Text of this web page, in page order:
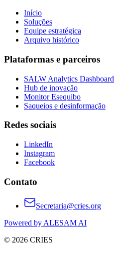
Início
Soluções
Equipe estratégica
Arquivo histórico
Plataformas e parceiros
SALW Analytics Dashboard
Hub de inovação
Monitor Esequibo
Saqueios e desinformação
Redes sociais
LinkedIn
Instagram
Facebook
Contato
Secretaria@cries.org
Powered by ALESAM AI
© 2026 CRIES